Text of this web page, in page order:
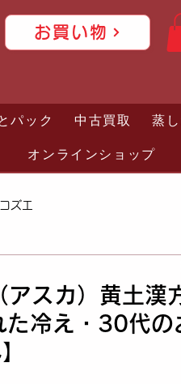
お買い物
パック 中古買取 蒸
オンラインショップ
ズエ
アスカ）黄土漢
た冷え・30代の